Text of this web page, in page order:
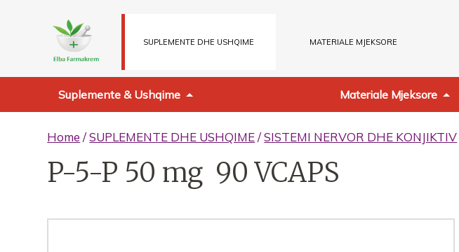
SUPLEMENTE DHE USHQIME MATERIALE MJEKSORE
Suplemente & Ushqime Materiale Mjeksore
Home /SUPLEMENTE DHE USHQIME/SISTEMI NERVOR DHE KONJIKTIV
P-5-P 50 mg 90 VCAPS